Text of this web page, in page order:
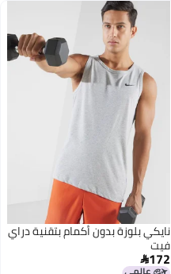
نايكي بلوزة بدون أكمام بتقنية دراي
فيت
172